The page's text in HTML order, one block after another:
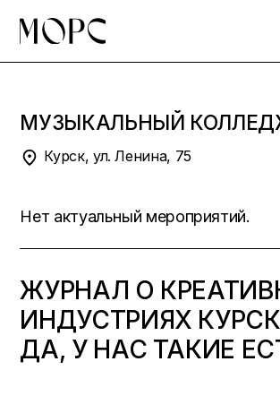
the
МУЗЫКАЛЬНЫЙ
Курск, ул. Ленина, 75
Нет актуальный мероприятий.
ЖУРНАЛ О
ИНДУСТРИЯХ
ДА, У НАС ТАКИЕ